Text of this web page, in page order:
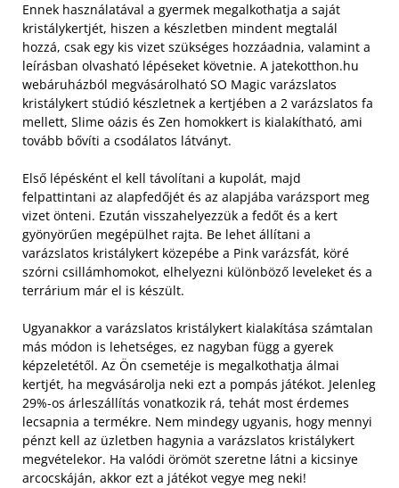
Ennek használatával a gyermek megalkothatja a saját
kristálykertjét, hiszen a készletben mindent megtalál
hozzá, csak egy kis vizet szükséges hozzáadnia, valamint a
leírásban olvasható lépéseket követnie. A jatekotthon.hu
webáruházból megvásárolható SO Magic varázslatos
kristálykert stúdió készletnek a kertjében a 2 varázslatos fa
mellett, Slime oázis és Zen homokkert is kialakítható, ami
tovább bővíti a csodálatos látványt.
Első lépésként el kell távolítani a kupolát, majd
felpattintani az alapfedőjét és az alapjába varázsport meg
vizet önteni. Ezután visszahelyezzük a fedőt és a kert
gyönyörűen megépülhet rajta. Be lehet állítani a
varázslatos kristálykert közepébe a Pink varázsfát, köré
szórni csillámhomokot, elhelyezni különböző leveleket és a
terrárium már el is készült.
Ugyanakkor a varázslatos kristálykert kialakítása számtalan
más módon is lehetséges, ez nagyban függ a gyerek
képzeletétől. Az Ön csemetéje is megalkothatja álmai
kertjét, ha megvásárolja neki ezt a pompás játékot. Jelenleg
29%-os árleszállítás vonatkozik rá, tehát most érdemes
lecsapnia a termékre. Nem mindegy ugyanis, hogy mennyi
pénzt kell az üzletben hagynia a varázslatos kristálykert
megvételekor. Ha valódi örömöt szeretne látni a kicsinye
arcocskáján, akkor ezt a játékot vegye meg neki!